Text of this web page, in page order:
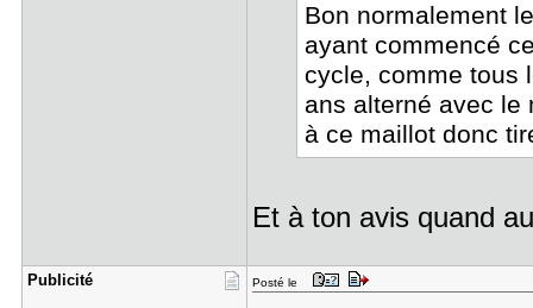
Bon normalement
ayant commencé
cycle, comme tous
ans alterné avec le
à ce maillot donc
Et à ton avis quand
Publicité Posté le